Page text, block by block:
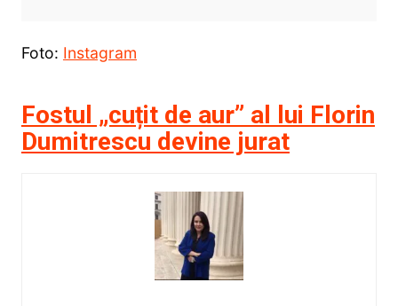
Foto: Instagram
Fostul „cuțit de aur” al lui Florin
Dumitrescu devine jurat